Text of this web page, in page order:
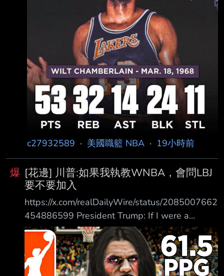
c27932589 · 美國職籃 NBA · 19小時前
爆 [花邊] 川普:如果我執教WNBA，會問LBJ
要不要加入
https://x.com/realDailyWire/status/2085007662
454886599 President Trump: If I were a
WNBA coach I’d go up to LeBron James and
ask if he has “any desire to be a woman.” 川普
總統：如果我是 WNBA 教練，我會走上前去問
LeBron James，他是否有「任何想成 為女人的